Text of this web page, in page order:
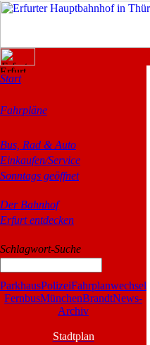
Start
Fahrpläne
Bus, Rad & Auto
Einkaufen/Service
Sonntags geöffnet
Der Bahnhof
Erfurt entdecken
Schlagwort-Suche
ParkhausPolizeiFahrplanwechsel
FernbusMünchenBrandtNews-
Archiv
Stadtplan